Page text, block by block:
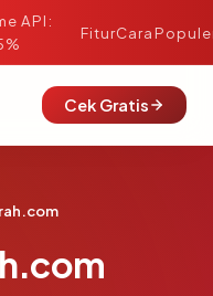
API:
FiturCara
Cek Gratis